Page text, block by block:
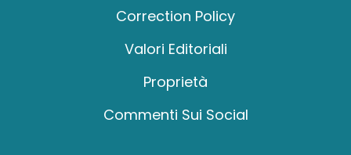
Correction Policy
Valori Editoriali
Proprietà
Commenti Sui Social